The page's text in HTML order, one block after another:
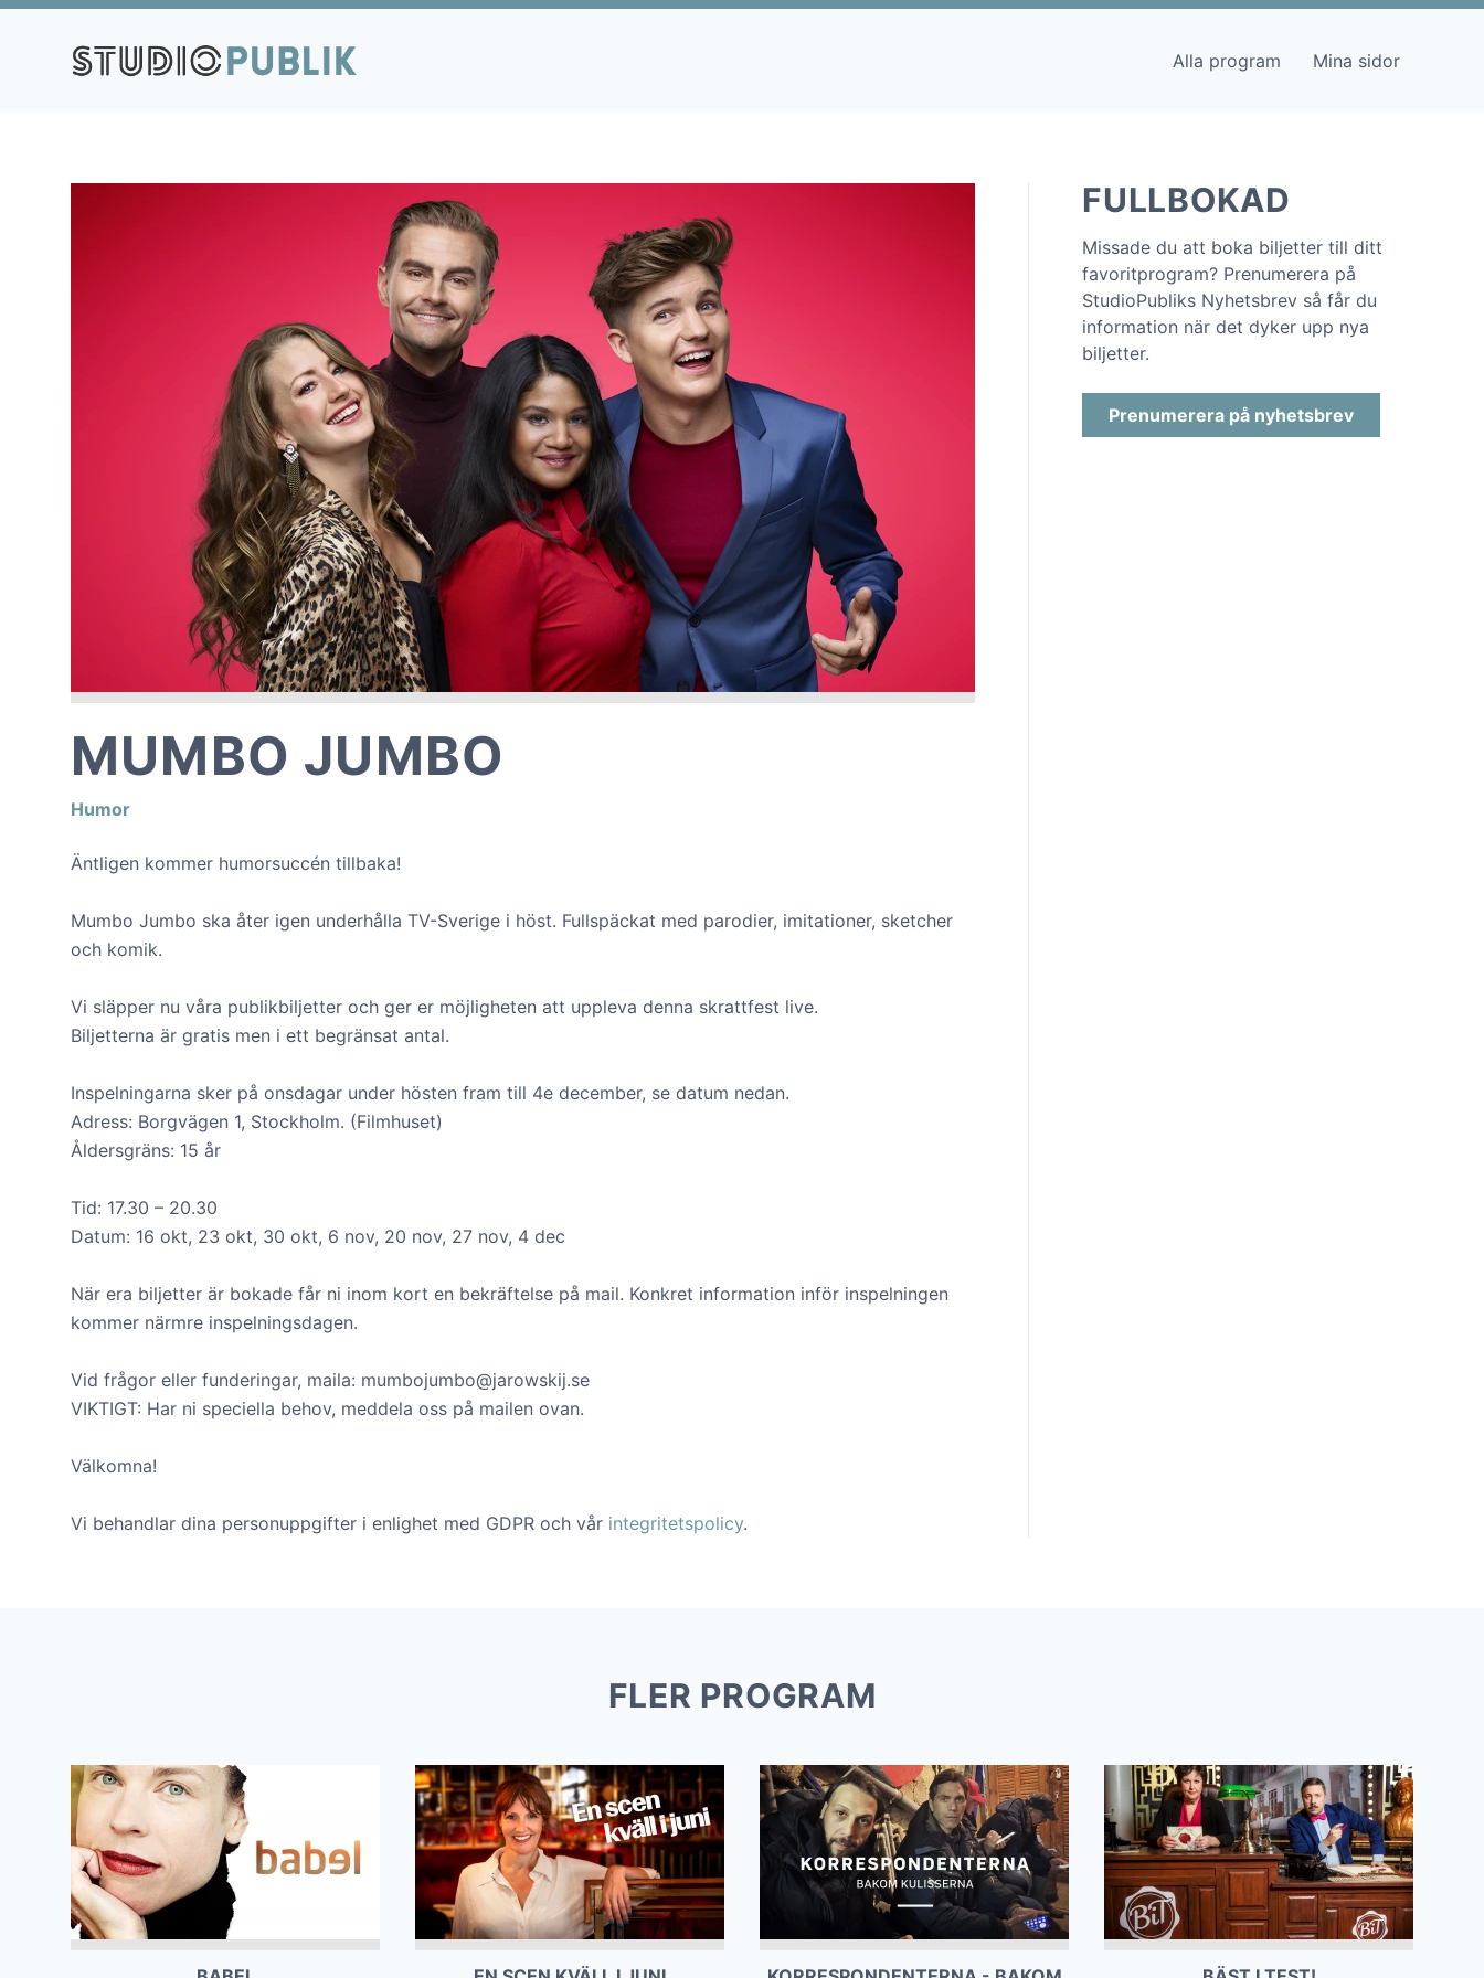
Alla program Mina sidor
MUMBO JUMBO
Humor
Äntligen kommer humorsuccén tillbaka!
Mumbo Jumbo ska åter igen underhålla TV-Sverige i höst. Fullspäckat med parodier, imitationer, sketcher
och komik.
Vi släpper nu våra publikbiljetter och ger er möjligheten att uppleva denna skrattfest live.
Biljetterna är gratis men i ett begränsat antal.
Inspelningarna sker på onsdagar under hösten fram till 4e december, se datum nedan.
Adress: Borgvägen 1, Stockholm. (Filmhuset)
Åldersgräns: 15 år
Tid: 17.30 – 20.30
Datum: 16 okt, 23 okt, 30 okt, 6 nov, 20 nov, 27 nov, 4 dec
När era biljetter är bokade får ni inom kort en bekräftelse på mail. Konkret information inför inspelningen
kommer närmre inspelningsdagen.
Vid frågor eller funderingar, maila: mumbojumbo@jarowskij.se
VIKTIGT: Har ni speciella behov, meddela oss på mailen ovan.
Välkomna!
Vi behandlar dina personuppgifter i enlighet med GDPR och vår integritetspolicy.
FULLBOKAD
Missade du att boka biljetter till ditt
favoritprogram? Prenumerera på
StudioPubliks Nyhetsbrev så får du
information när det dyker upp nya
biljetter.
Prenumerera på nyhetsbrev
FLER PROGRAM